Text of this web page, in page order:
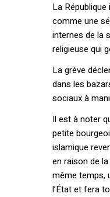
La
comme une
internes de la
religieuse qui
La grève
dans les
sociaux à
Il est à noter
petite
islamique
en raison de
même temps,
l’État et fera